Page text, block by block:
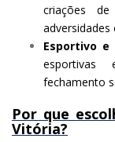
criações
adversidades
Esportivo e
esportivas
fechamento
Por que
Vitória?